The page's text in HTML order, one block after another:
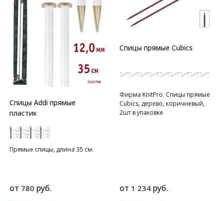
Спицы Addi прямые
пластик
Прямые спицы, длина 35 см.
от 780 руб.
Спицы прямые Cubics
Фирма KnitPro. Спицы прямые
Cubics, дерево, коричневый,
2шт в упаковке
от 1 234 руб.